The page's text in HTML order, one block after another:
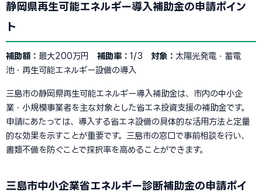
静岡県再生可能エネルギー導入補助金の申請ポイン
ト
補助額： 最大200万円 補助率： 1/3 対象： 太陽光発電・蓄電
池・再生可能エネルギー設備の導入
三島市の静岡県再生可能エネルギー導入補助金は、市内の中小企
業・小規模事業者を主な対象とした省エネ投資支援の補助金です。
申請にあたっては、導入する省エネ設備の具体的な活用方法と定量
的な効果を示すことが重要です。三島市の窓口で事前相談を行い、
書類不備を防ぐことで採択率を高めることができます。
三島市中小企業省エネルギー診断補助金の申請ポイ